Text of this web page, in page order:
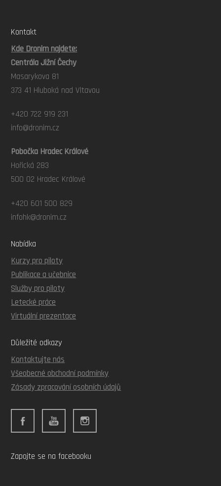
Kontakt
Kde Dronim najdete:
Centrála Jižní Čechy
Masarykova 81
373 41 Hluboká nad Vltavou
+420 722 919 231
info@dronim.cz
Pobočka Hradec Králové
Hořická 283
500 02 Hradec Králové
+420 601 500 829
infohk@dronim.cz
Nabídka
Kurzy pro piloty
Publikace a učebnice
Služby pro piloty
Letecké práce
Virtuální prezentace
Důležité odkazy
Kontaktujte nás
Všeobecné obchodní podmínky
Zásady zpracování osobních údajů
Zapojte se na facebooku